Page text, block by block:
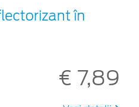
în
€ 7,89